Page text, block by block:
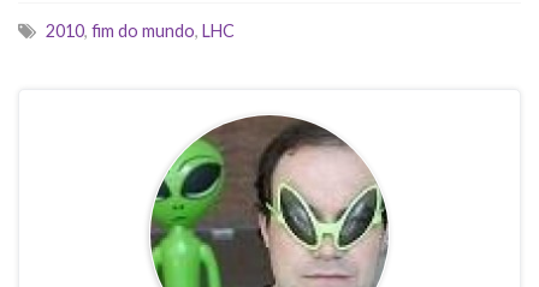
2010, fim do mundo, LHC